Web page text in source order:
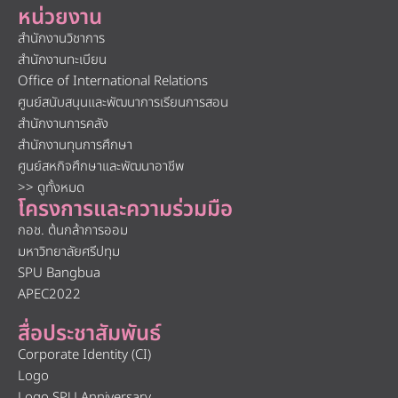
หน่วยงาน
สำนักงานวิชาการ
สำนักงานทะเบียน
Office of International Relations
ศูนย์สนับสนุนและพัฒนาการเรียนการสอน
สำนักงานการคลัง
สำนักงานทุนการศึกษา
ศูนย์สหกิจศึกษาและพัฒนาอาชีพ
>> ดูทั้งหมด
โครงการและความร่วมมือ
กอช. ต้นกล้าการออม
มหาวิทยาลัยศรีปทุม
SPU Bangbua
APEC2022
สื่อประชาสัมพันธ์
Corporate Identity (CI)
Logo